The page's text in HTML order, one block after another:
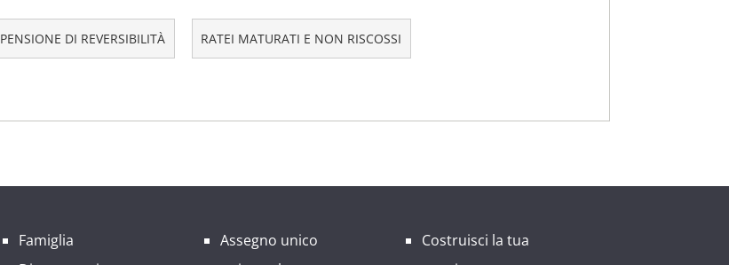
PENSIONE DI REVERSIBILITÀ RATEI MATURATI E NON RISCOSSI
Famiglia
Assegno unico
Costruisci la tua